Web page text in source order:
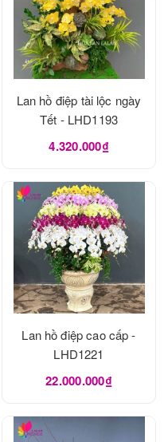
Lan hồ điệp tài lộc ngày
Tết - LHD1193
4.320.000₫
Lan hồ điệp cao cấp -
LHD1221
22.000.000₫